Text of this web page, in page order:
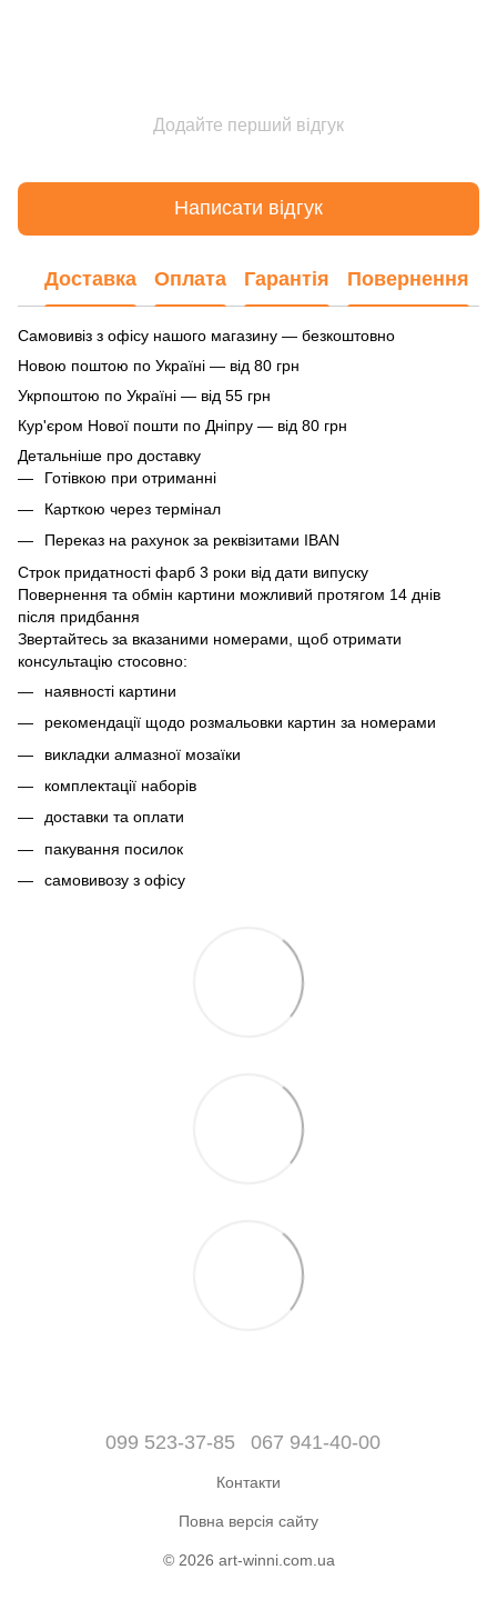
Додайте перший відгук
Написати відгук
Доставка Оплата Гарантія Повернення
Самовивіз з офісу нашого магазину — безкоштовно
Новою поштою по Україні — від 80 грн
Укрпоштою по Україні — від 55 грн
Кур'єром Нової пошти по Дніпру — від 80 грн
Детальніше про доставку
Готівкою при отриманні
Карткою через термінал
Переказ на рахунок за реквізитами IBAN
Строк придатності фарб 3 роки від дати випуску
Повернення та обмін картини можливий протягом 14 днів
після придбання
Звертайтесь за вказаними номерами, щоб отримати
консультацію стосовно:
наявності картини
рекомендації щодо розмальовки картин за номерами
викладки алмазної мозаїки
комплектації наборів
доставки та оплати
пакування посилок
самовивозу з офісу
099 523-37-85 067 941-40-00
Контакти
Повна версія сайту
© 2026 art-winni.com.ua